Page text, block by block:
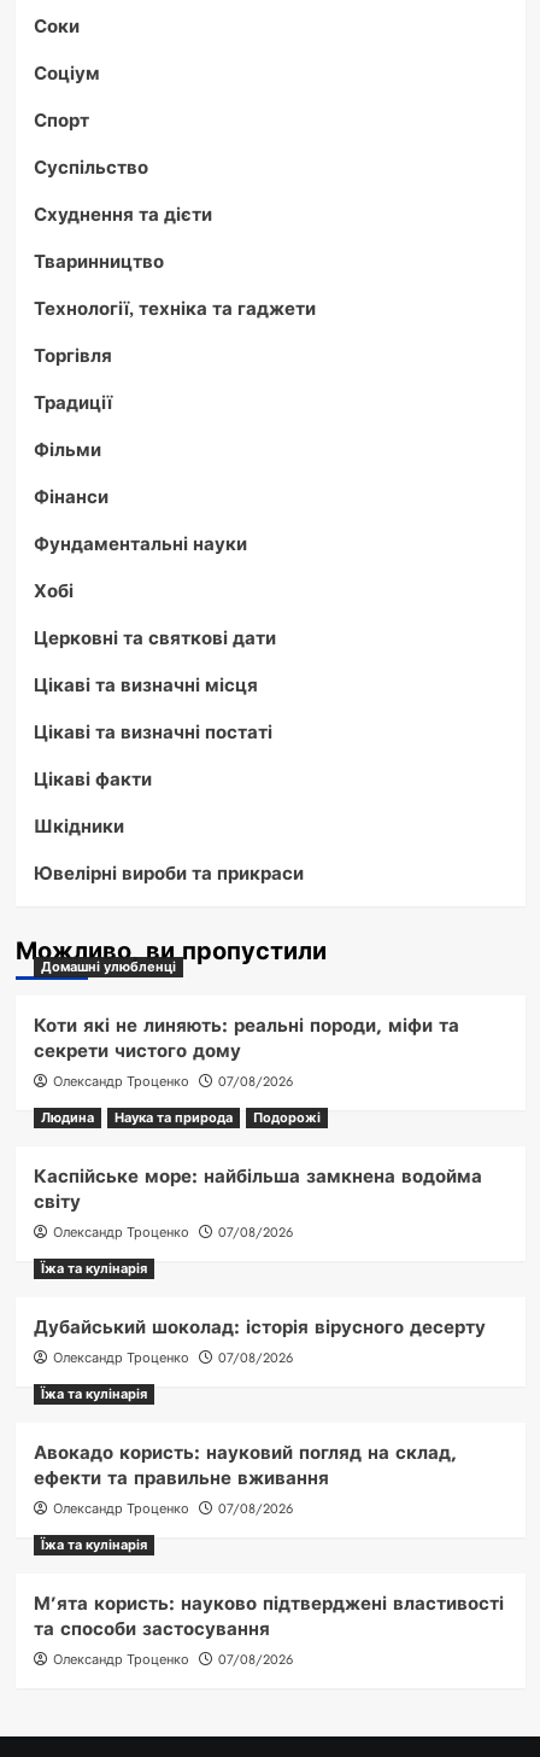
Соки
Соціум
Спорт
Суспільство
Схуднення та дієти
Тваринництво
Технології, техніка та гаджети
Торгівля
Традиції
Фільми
Фінанси
Фундаментальні науки
Хобі
Церковні та святкові дати
Цікаві та визначні місця
Цікаві та визначні постаті
Цікаві факти
Шкідники
Ювелірні вироби та прикраси
Можливо, ви пропустили
Домашні улюбленці
Коти які не линяють: реальні породи, міфи та
секрети чистого дому
Олександр Троценко
07/08/2026
Людина
Наука та природа Подорожі
Каспійське море: найбільша замкнена водойма
світу
Олександр Троценко
07/08/2026
Їжа та кулінарія
Дубайський шоколад: історія вірусного десерту
Олександр Троценко
07/08/2026
Їжа та кулінарія
Авокадо користь: науковий погляд на склад,
ефекти та правильне вживання
Олександр Троценко
07/08/2026
Їжа та кулінарія
М’ята користь: науково підтверджені властивості
та способи застосування
Олександр Троценко 07/08/2026